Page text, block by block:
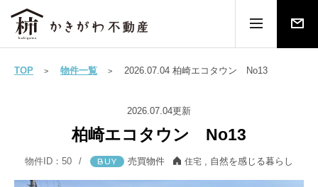
TOP 物件一覧 2026.07.04 柏崎エコタウン No13
2026.07.04更新
柏崎エコタウン No13
物件ID：50 BUY 売買物件 住宅, 自然を感じる暮らし